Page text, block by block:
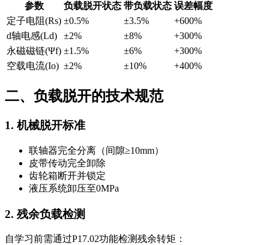
参数 负载脱开状态 带负载状态 误差幅度
定子电阻(Rs) ±0.5% ±3.5%
+600%
d轴电感(Ld)
±2% ±8%
+300%
永磁磁链(Ψf) ±1.5% ±6%
+300%
空载电流(Io) ±2% ±10% +400%
二、负载脱开的技术规范
1. 机械脱开标准
联轴器完全分离（间隙≥10mm）
皮带传动完全卸除
齿轮箱断开并锁定
液压系统卸压至0MPa
2. 残余负载检测
自学习前需通过P17.02功能检测残余转矩：